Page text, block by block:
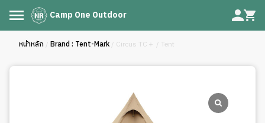
Camp One Outdoor
หน้าหลัก / Brand : Tent-Mark / Circus TC＋ / Tent